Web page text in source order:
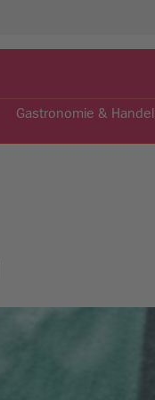
Gastronomie & Handel